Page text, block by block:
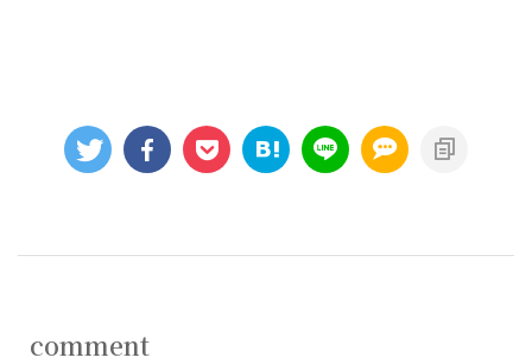
comment